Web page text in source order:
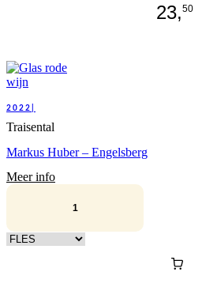
23,50
2022|
Traisental
Markus Huber – Engelsberg
Meer info
Kies verpakking